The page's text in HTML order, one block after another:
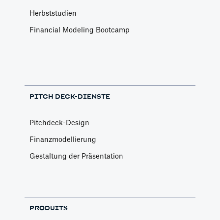
Herbststudien
Financial Modeling Bootcamp
PITCH DECK-DIENSTE
Pitchdeck-Design
Finanzmodellierung
Gestaltung der Präsentation
PRODUITS